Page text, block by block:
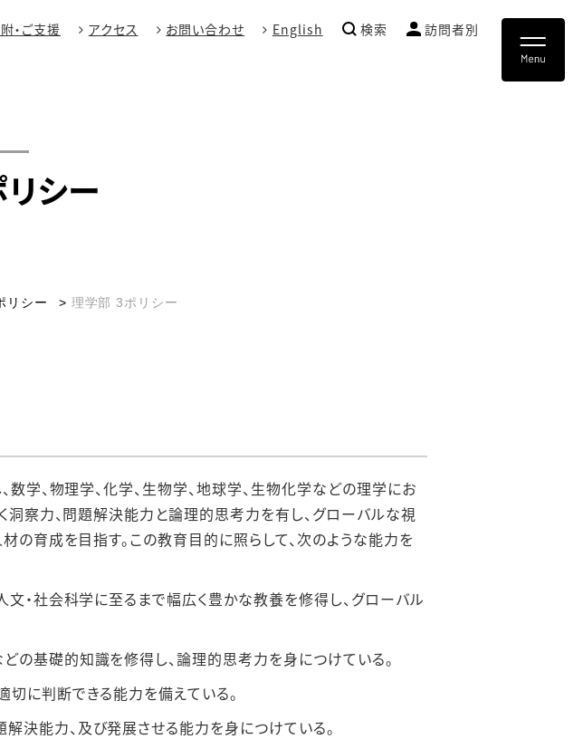
・ご支援 アクセス お問い合わせ English 検索 訪問者別
シー
リシー 理学部 3ポリシー
学、物理学、化学、⽣物学、地球学、⽣物化学などの理学にお
察⼒、問題解決能⼒と論理的思考⼒を有し、グローバルな視
育成を⽬指す。この教育⽬的に照らして、次のような能⼒を
⽂・社会科学に⾄るまで幅広く豊かな教養を修得し、グローバル
の基礎的知識を修得し、論理的思考⼒を⾝につけている。
に判断できる能⼒を備えている。
決能⼒、及び発展させる能⼒を⾝につけている。